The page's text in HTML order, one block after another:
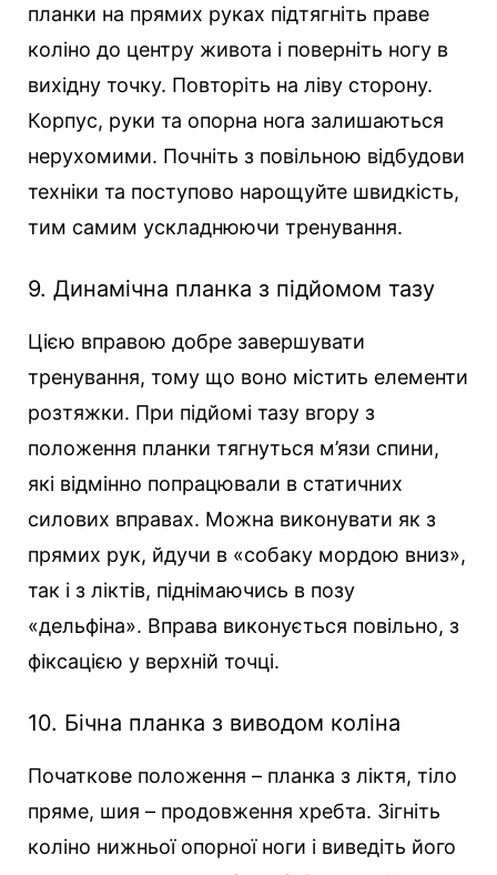
планки на прямих руках підтягніть праве
коліно до центру живота і поверніть ногу в
вихідну точку. Повторіть на ліву сторону.
Корпус, руки та опорна нога залишаються
нерухомими. Почніть з повільною відбудови
техніки та поступово нарощуйте швидкість,
тим самим ускладнюючи тренування.
9. Динамічна планка з підйомом тазу
Цією вправою добре завершувати
тренування, тому що воно містить елементи
розтяжки. При підйомі тазу вгору з
положення планки тягнуться м’язи спини,
які відмінно попрацювали в статичних
силових вправах. Можна виконувати як з
прямих рук, йдучи в «собаку мордою вниз»,
так і з ліктів, піднімаючись в позу
«дельфіна». Вправа виконується повільно, з
фіксацією у верхній точці.
10. Бічна планка з виводом коліна
Початкове положення – планка з ліктя, тіло
пряме, шия – продовження хребта. Зігніть
коліно нижньої опорної ноги і виведіть його